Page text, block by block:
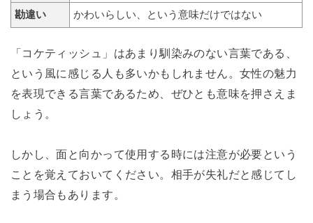
勘違い かわいらしい、という意味だけではない
「コケティッシュ」はあまり馴染みのない言葉である、
という風に感じる人も多いかもしれません。女性の魅力
を表現できる言葉であるため、ぜひとも意味を押さえま
しょう。
しかし、面と向かって使用する時には注意が必要という
ことを覚えておいてください。相手が失礼だと感じてし
まう場合もあります。